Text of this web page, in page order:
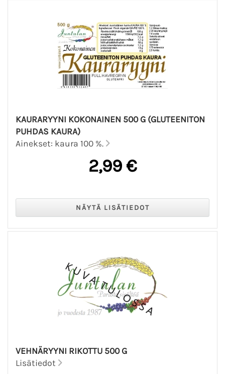
KAURARYYNI KOKONAINEN 500 G (GLUTEENITON
PUHDAS KAURA)
Ainekset: kaura 100 %.
2,99 €
VEHNÄRYYNI RIKOTTU 500 G
Lisätiedot